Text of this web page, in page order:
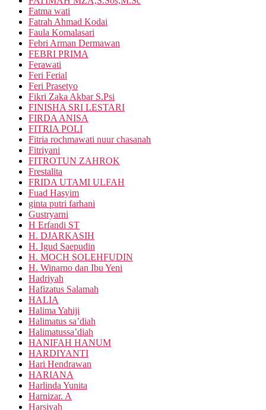
Fatma wati
Fatrah Ahmad Kodai
Faula Komalasari
Febri Arman Dermawan
FEBRI PRIMA
Ferawati
Feri Ferial
Feri Prasetyo
Fikri Zaka Akbar S.Psi
FINISHA SRI LESTARI
FIRDA ANISA
FITRIA POLI
Fitria rochmawati nuur chasanah
Fitriyani
FITROTUN ZAHROK
Frestalita
FRIDA UTAMI ULFAH
Fuad Hasyim
ginta putri farhani
Gustryarni
H Erfandi ST
H. DJARKASIH
H. Igud Saepudin
H. MOCH SOLEHFUDIN
H. Winarno dan Ibu Yeni
Hadriyah
Hafizatus Salamah
HALIA
Halima Yahiji
Halimatus sa’diah
Halimatussa’diah
HANIFAH HANUM
HARDIYANTI
Hari Hendrawan
HARIANA
Harlinda Yunita
Harnizar. A
Harsiyah